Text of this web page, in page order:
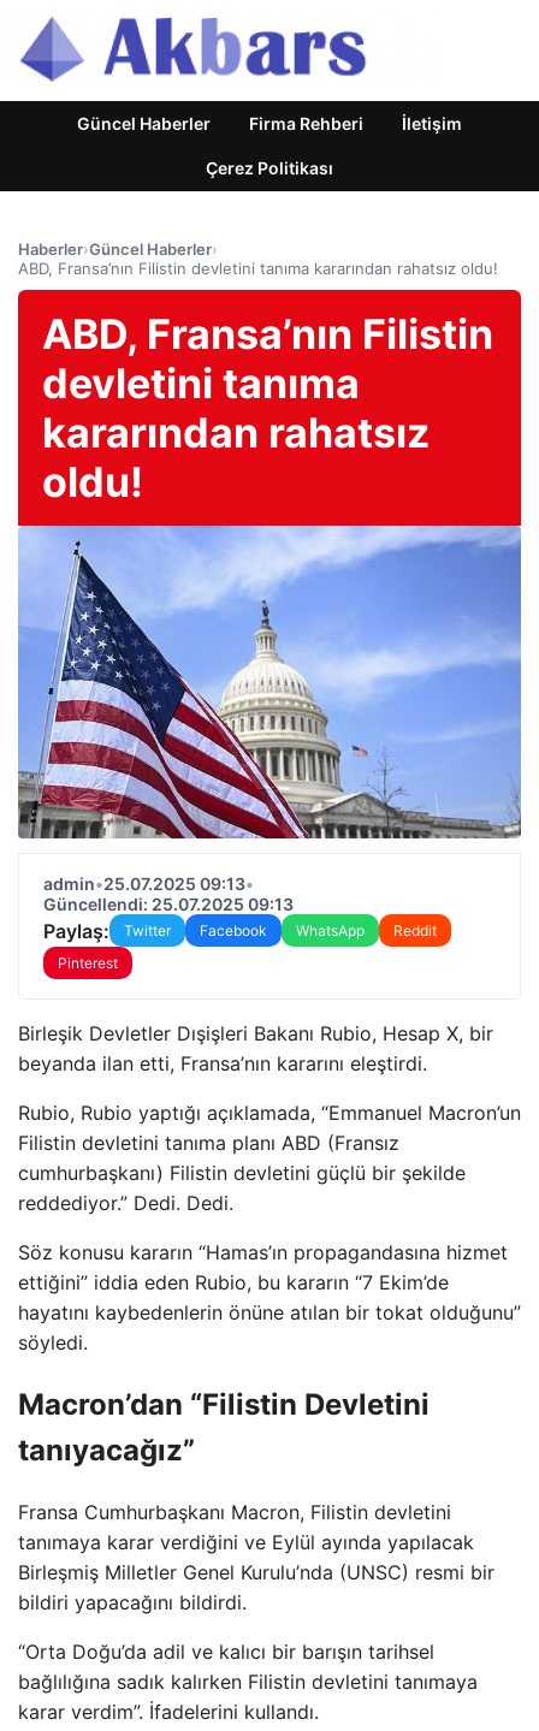
Güncel Haberler Firma Rehberi İletişim
Çerez Politikası
Haberler›Güncel Haberler›
ABD, Fransa’nın Filistin devletini tanıma kararından rahatsız oldu!
ABD, Fransa’nın Filistin
devletini tanıma
kararından rahatsız
oldu!
admin•25.07.2025 09:13•
Güncellendi: 25.07.2025 09:13
Paylaş: Twitter Facebook WhatsApp
Reddit
Pinterest
Birleşik Devletler Dışişleri Bakanı Rubio, Hesap X, bir
beyanda ilan etti, Fransa’nın kararını eleştirdi.
Rubio, Rubio yaptığı açıklamada, “Emmanuel Macron’un
Filistin devletini tanıma planı ABD (Fransız
cumhurbaşkanı) Filistin devletini güçlü bir şekilde
reddediyor.” Dedi. Dedi.
Söz konusu kararın “Hamas’ın propagandasına hizmet
ettiğini” iddia eden Rubio, bu kararın “7 Ekim’de
hayatını kaybedenlerin önüne atılan bir tokat olduğunu”
söyledi.
Macron’dan “Filistin Devletini
tanıyacağız”
Fransa Cumhurbaşkanı Macron, Filistin devletini
tanımaya karar verdiğini ve Eylül ayında yapılacak
Birleşmiş Milletler Genel Kurulu’nda (UNSC) resmi bir
bildiri yapacağını bildirdi.
“Orta Doğu’da adil ve kalıcı bir barışın tarihsel
bağlılığına sadık kalırken Filistin devletini tanımaya
karar verdim”. İfadelerini kullandı.